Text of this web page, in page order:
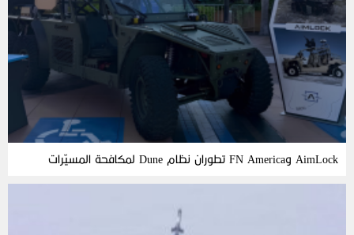
AimLock وFN America تطوران نظام Dune لمكافحة المسيّرات